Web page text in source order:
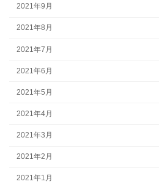
2021年9月
2021年8月
2021年7月
2021年6月
2021年5月
2021年4月
2021年3月
2021年2月
2021年1月